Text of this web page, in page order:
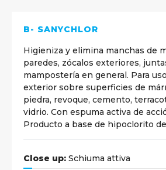
B- SANYCHLOR
Higieniza y elimina manchas de
paredes, zócalos exteriores,
mampostería en general. Para
exterior sobre superficies de
piedra, revoque, cemento,
vidrio. Con espuma activa de
Producto a base de hipoclorito
Close up: Schiuma attiva